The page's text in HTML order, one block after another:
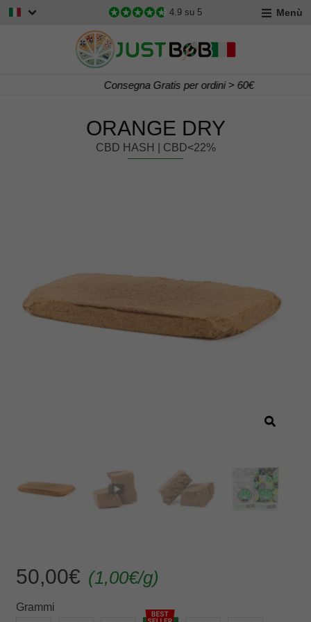
4.9 su 5 Menù
Consegna Gratis per ordini > 60€
ORANGE DRY
CBD HASH | CBD<22%
50,00€ (1,00€/g)
Grammi